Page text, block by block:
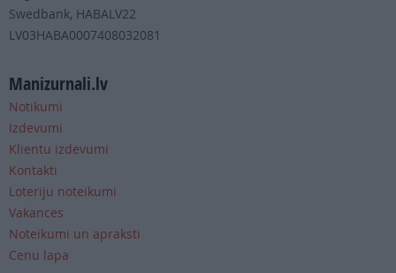
Swedbank, HABALV22
LV03HABA0007408032081
Manizurnali.lv
Notikumi
Izdevumi
Klientu izdevumi
Kontakti
Loteriju noteikumi
Vakances
Noteikumi un apraksti
Cenu lapa